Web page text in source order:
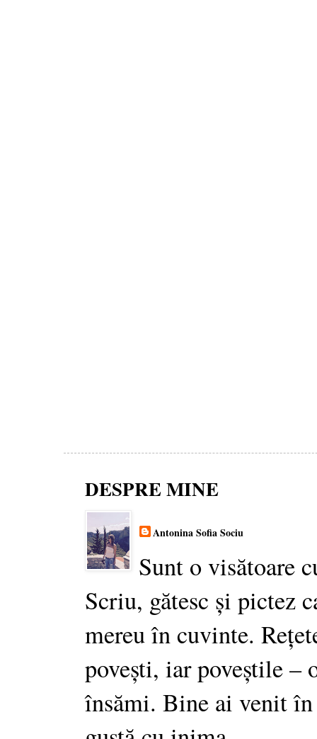
DESPRE MINE
Antonina Sofia Sociu
Sunt o visătoare
Scriu, gătesc și pictez
mereu în cuvinte.
povești, iar poveștile –
însămi. Bine ai venit